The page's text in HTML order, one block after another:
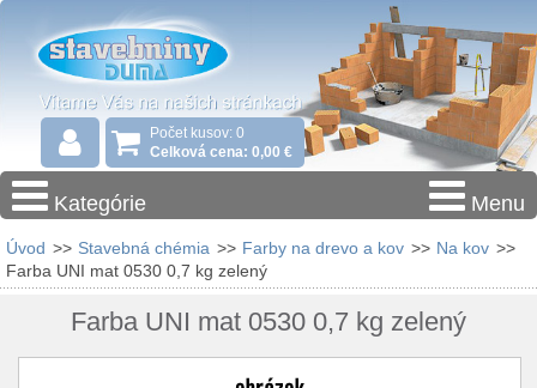
Počet kusov: 0
Celková cena: 0,00 €
Kategórie Menu
Úvod >> Stavebná chémia >> Farby na drevo a kov >> Na kov >>
Farba UNI mat 0530 0,7 kg zelený
Farba UNI mat 0530 0,7 kg zelený